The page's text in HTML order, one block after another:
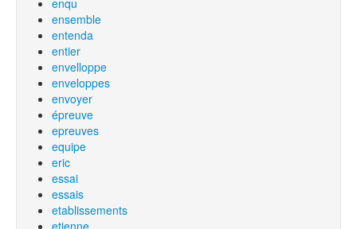
enqu
ensemble
entenda
entier
envelloppe
enveloppes
envoyer
épreuve
epreuves
equipe
eric
essai
essais
etablissements